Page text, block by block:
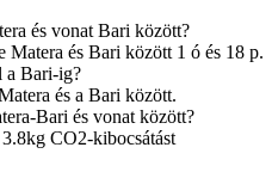
és vonat Bari között?
Matera és Bari között 1 ó és 18 p.
a Bari-ig?
és a Bari között.
Bari és vonat között?
CO2-kibocsátást